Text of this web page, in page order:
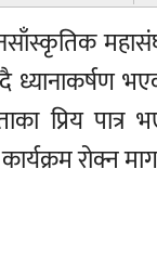
प्रिय पात्र
रोक्न